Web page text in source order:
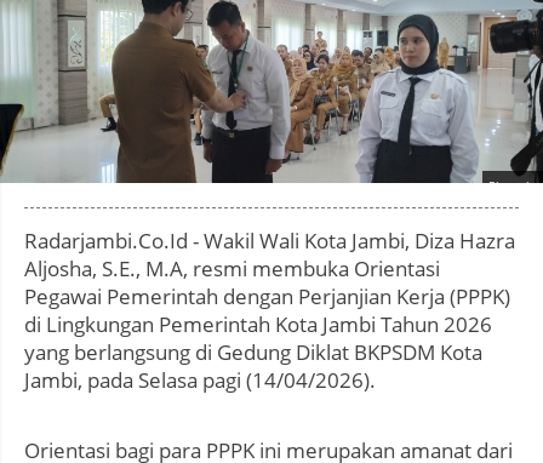
Photo by
Radarjambi.Co.Id - Wakil Wali Kota Jambi, Diza Hazra
Aljosha, S.E., M.A, resmi membuka Orientasi
Pegawai Pemerintah dengan Perjanjian Kerja (PPPK)
di Lingkungan Pemerintah Kota Jambi Tahun 2026
yang berlangsung di Gedung Diklat BKPSDM Kota
Jambi, pada Selasa pagi (14/04/2026).
Orientasi bagi para PPPK ini merupakan amanat dari